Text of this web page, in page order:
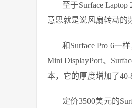
至于Surface
意思就是说风扇转动的
和Surface Pro 6一
Mini DisplayPort、
本，它的厚度增加了
定价3500美元的